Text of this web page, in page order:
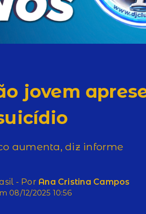
jovem
aumenta, diz informe
- Por Ana Cristina Campos
08/12/2025 10:56